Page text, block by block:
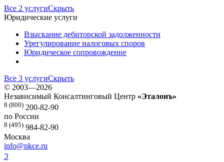
Все 2 услугиСкрыть
Юридические услуги
Взыскание дебиторской задолженности
Урегулирование налоговых споров
Юридическое сопровождение
Все 3 услугиСкрыть
© 2003—2026
Независимый Консалтинговый Центр «Эталонъ»
8 (800) 200-82-90
по России
8 (495) 984-82-90
Москва
info@nkce.ru
ℑ